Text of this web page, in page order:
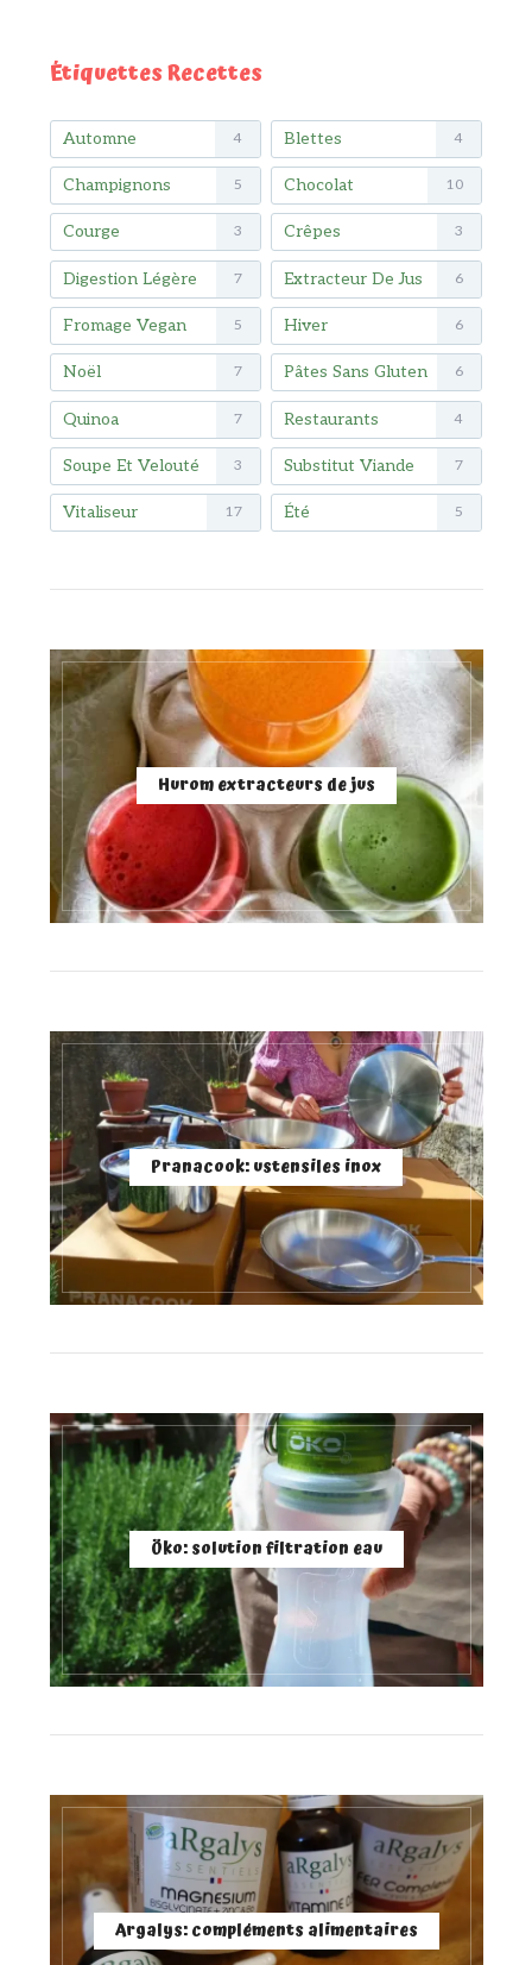
Étiquettes Recettes
Automne 4 Blettes 4
Champignons 5 Chocolat 10
Courge 3 Crêpes 3
Digestion Légère 7 Extracteur De Jus 6
Fromage Vegan 5 Hiver 6
Noël 7 Pâtes Sans Gluten 6
Quinoa 7 Restaurants 4
Soupe Et Velouté 3 Substitut Viande 7
Vitaliseur 17 Été 5
Hurom extracteurs de jus
Pranacook: ustensiles inox
Öko: solution filtration eau
Argalys: compléments alimentaires